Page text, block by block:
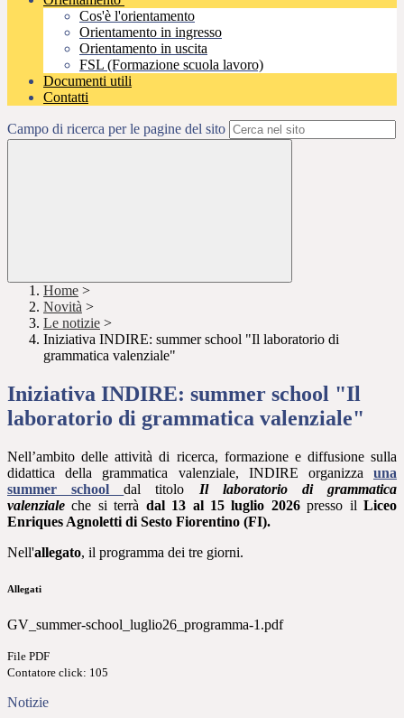
Cos'è l'orientamento
Orientamento in ingresso
Orientamento in uscita
FSL (Formazione scuola lavoro)
Documenti utili
Contatti
Campo di ricerca per le pagine del sito
Home >
Novità >
Le notizie >
Iniziativa INDIRE: summer school "Il laboratorio di
grammatica valenziale"
Iniziativa INDIRE: summer school "Il
laboratorio di grammatica valenziale"
Nell’ambito delle attività di ricerca, formazione e diffusione sulla
didattica della grammatica valenziale, INDIRE organizza una
summer schooldal titolo Il laboratorio di grammatica
valenziale che si terrà dal 13 al 15 luglio 2026presso ilLiceo
Enriques Agnoletti di Sesto Fiorentino (FI).
Nell'allegato, il programma dei tre giorni.
Allegati
GV_summer-school_luglio26_programma-1.pdf
File PDF
Contatore click: 105
Notizie